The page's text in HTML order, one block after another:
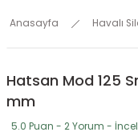
Anasayfa Havalı
Hatsan Mod 125
mm
5.0 Puan - 2 Yorum -